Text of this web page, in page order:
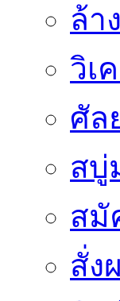
ล้า
วิเ
ศัล
สบู่
สมั
สั่ง